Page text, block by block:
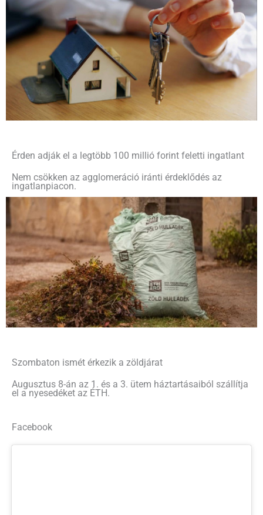
Érden adják el a legtöbb 100 millió forint feletti ingatlant
Nem csökken az agglomeráció iránti érdeklődés az
ingatlanpiacon.
Szombaton ismét érkezik a zöldjárat
Augusztus 8-án az 1. és a 3. ütem háztartásaiból szállítja
el a nyesedéket az ÉTH.
Facebook